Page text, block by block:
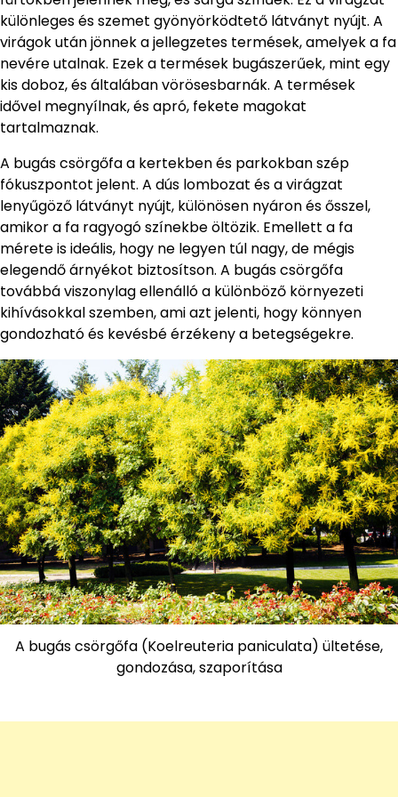
különleges és szemet gyönyörködtető látványt nyújt. A
virágok után jönnek a jellegzetes termések, amelyek a fa
nevére utalnak. Ezek a termések bugászerűek, mint egy
kis doboz, és általában vörösesbarnák. A termések
idővel megnyílnak, és apró, fekete magokat
tartalmaznak.
A bugás csörgőfa a kertekben és parkokban szép
fókuszpontot jelent. A dús lombozat és a virágzat
lenyűgöző látványt nyújt, különösen nyáron és ősszel,
amikor a fa ragyogó színekbe öltözik. Emellett a fa
mérete is ideális, hogy ne legyen túl nagy, de mégis
elegendő árnyékot biztosítson. A bugás csörgőfa
továbbá viszonylag ellenálló a különböző környezeti
kihívásokkal szemben, ami azt jelenti, hogy könnyen
gondozható és kevésbé érzékeny a betegségekre.
A bugás csörgőfa (Koelreuteria paniculata) ültetése,
gondozása, szaporítása